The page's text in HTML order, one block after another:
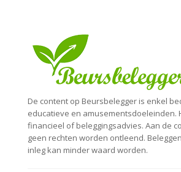
De content op Beursbelegger is enkel
educatieve en amusementsdoeleinden.
financieel of beleggingsadvies. Aan de
geen rechten worden ontleend.
inleg kan minder waard worden.